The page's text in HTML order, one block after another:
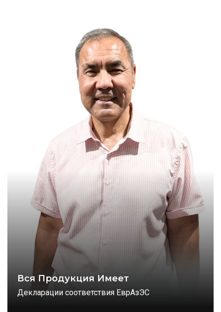
Вся Продукция Имеет
Декларации соответствия ЕврАзЭС